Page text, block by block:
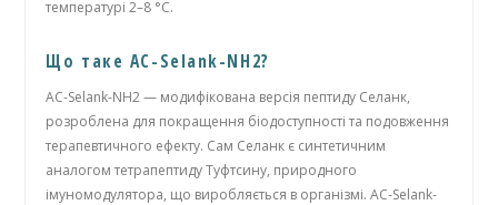
температурі 2–8 °C.
Що таке AC-Selank-NH2?
AC-Selank-NH2 — модифікована версія пептиду Селанк,
розроблена для покращення біодоступності та подовження
терапевтичного ефекту. Сам Селанк є синтетичним
аналогом тетрапептиду Туфтсину, природного
імуномодулятора, що виробляється в організмі. AC-Selank-